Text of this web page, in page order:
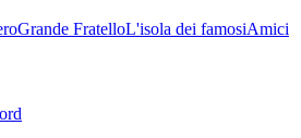
Grande FratelloL'isola dei famosiAmici